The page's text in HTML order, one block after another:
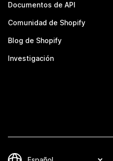
Documentos de API
Comunidad de Shopify
Blog de Shopify
Investigación